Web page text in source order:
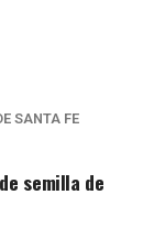
SANTA FE
semilla de